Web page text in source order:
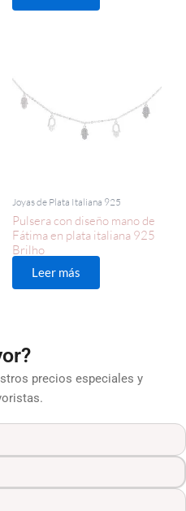
Joyas de Plata Italiana 925
Pulsera con diseño mano de
Fátima en plata italiana 925
Brilho
Leer más
precios especiales y